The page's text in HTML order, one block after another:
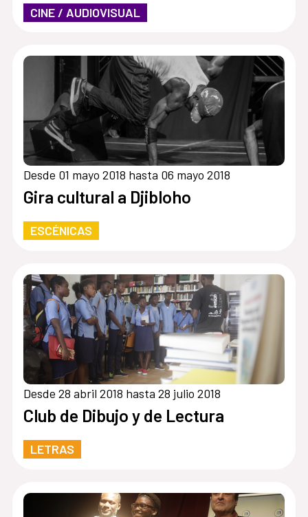
CINE / AUDIOVISUAL
Desde 01 mayo 2018 hasta 06 mayo 2018
Gira cultural a Djibloho
ESCÉNICAS
Desde 28 abril 2018 hasta 28 julio 2018
Club de Dibujo y de Lectura
LETRAS